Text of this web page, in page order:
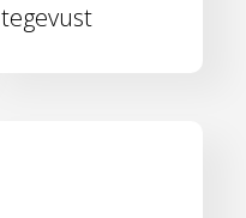
tegevust